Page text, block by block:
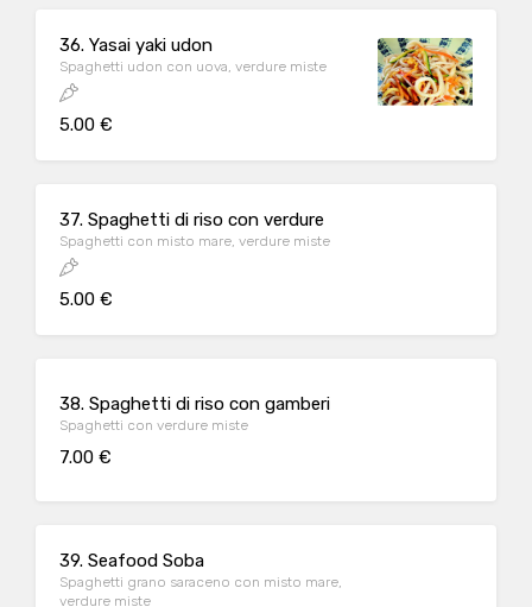
36. Yasai yaki udon
Spaghetti udon con uova, verdure miste
5.00 €
37. Spaghetti di riso con verdure
Spaghetti con misto mare, verdure miste
5.00 €
38. Spaghetti di riso con gamberi
Spaghetti con verdure miste
7.00 €
39. Seafood Soba
Spaghetti grano saraceno con misto mare,
verdure miste